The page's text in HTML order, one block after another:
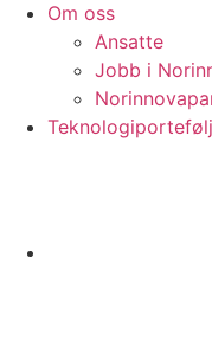
Om oss
Ansatte
Jobb i